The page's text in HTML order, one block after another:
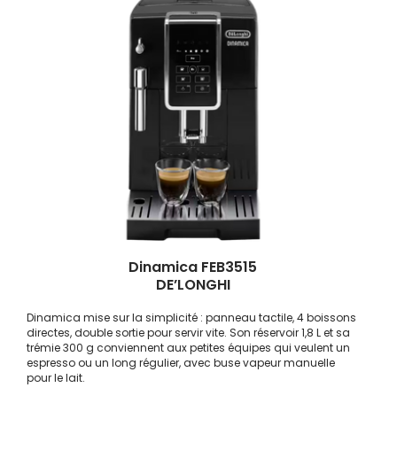
Dinamica FEB3515
DE’LONGHI
Dinamica mise sur la simplicité : panneau tactile, 4 boissons
directes, double sortie pour servir vite. Son réservoir 1,8 L et sa
trémie 300 g conviennent aux petites équipes qui veulent un
espresso ou un long régulier, avec buse vapeur manuelle
pour le lait.